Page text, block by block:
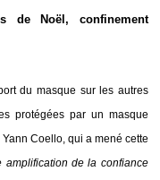
de Noël, confinement
du masque sur les autres
protégées par un masque
Coello, qui a mené cette
de la confiance